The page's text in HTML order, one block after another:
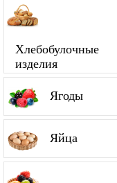
Хлебобулочные
изделия
Ягоды
Яйца